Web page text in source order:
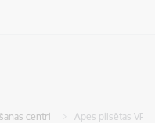
centri Apes pilsētas